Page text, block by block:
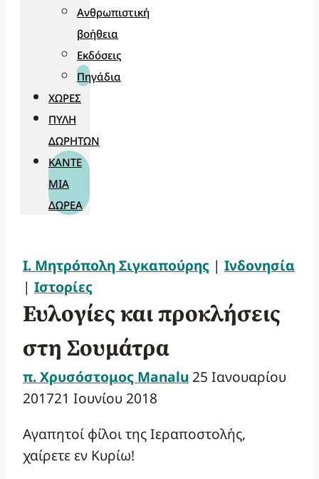
Ανθρωπιστική
βοήθεια
Εκδόσεις
Πηγάδια
ΧΏΡΕΣ
ΠΎΛΗ
ΔΩΡΗΤΏΝ
ΚΆΝΤΕ
ΜΊΑ
ΔΩΡΕΆ
Ι. Μητρόπολη Σιγκαπούρης | Ινδονησία
| Ιστορίες
Ευλογίες και προκλήσεις
στη Σουμάτρα
π. Χρυσόστομος Manalu 25 Ιανουαρίου
201721 Ιουνίου 2018
Αγαπητοί φίλοι της Ιεραποστολής,
χαίρετε εν Κυρίω!